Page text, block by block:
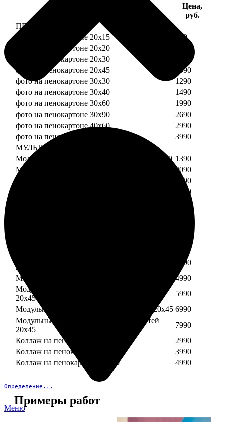
Определение...
Меню
Цена,
руб.
ПЕНОКАРТОН
фото на пенокартоне 20х15
690
фото на пенокартоне 20х20
фото на пенокартоне 20х30
фото на пенокартоне 20х45
1090
фото на пенокартоне 30х30
1290
фото на пенокартоне 30х40
1490
фото на пенокартоне 30х60
1990
фото на пенокартоне 30х90
2690
фото на пенокартоне 40х60
2990
фото на пенокартоне 50х70
3990
МУЛЬТИПЕНОКАРТОН
Модульный пенокартон из двух частей 20х20 1390
Модульный пенокартон из трех частей 20х20
2090
1590
2390
2990
20х45
3990
Модульный пенокартон из пяти частей 20х45
4990
Модульный пенокартон из шести частей
20х45
5990
Модульный пенокартон из семи частей 20х45 6990
Модульный пенокартон из восьми частей
20х45
7990
Коллаж на пенокартоне 30х30
2990
Коллаж на пенокартоне 30х60
3990
Коллаж на пенокартоне 30х90
4990
Примеры работ